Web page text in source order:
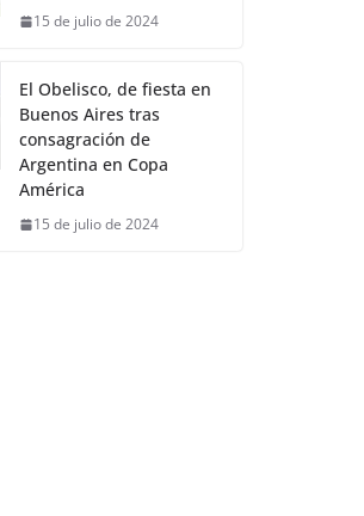
15 de julio de 2024
El Obelisco, de fiesta en
Buenos Aires tras
consagración de
Argentina en Copa
América
15 de julio de 2024